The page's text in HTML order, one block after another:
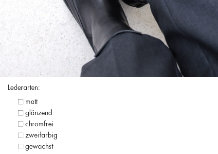
Lederarten:
matt
glänzend
chromfrei
zweifarbig
gewachst